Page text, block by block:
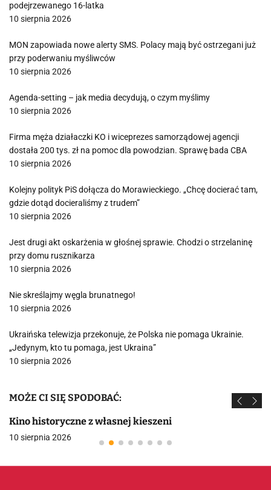
podejrzewanego 16-latka
10 sierpnia 2026
MON zapowiada nowe alerty SMS. Polacy mają być ostrzegani już
przy poderwaniu myśliwców
10 sierpnia 2026
Agenda-setting – jak media decydują, o czym myślimy
10 sierpnia 2026
Firma męża działaczki KO i wiceprezes samorządowej agencji
dostała 200 tys. zł na pomoc dla powodzian. Sprawę bada CBA
10 sierpnia 2026
Kolejny polityk PiS dołącza do Morawieckiego. „Chcę docierać tam,
gdzie dotąd docieraliśmy z trudem”
10 sierpnia 2026
Jest drugi akt oskarżenia w głośnej sprawie. Chodzi o strzelaninę
przy domu rusznikarza
10 sierpnia 2026
Nie skreślajmy węgla brunatnego!
10 sierpnia 2026
Ukraińska telewizja przekonuje, że Polska nie pomaga Ukrainie.
„Jedynym, kto tu pomaga, jest Ukraina”
10 sierpnia 2026
MOŻE CI SIĘ SPODOBAĆ:
Kino historyczne z własnej kieszeni
10 sierpnia 2026